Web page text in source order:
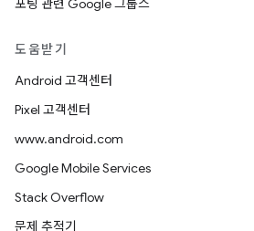
포팅 관련 Google 그룹스
도움받기
Android 고객센터
Pixel 고객센터
www.android.com
Google Mobile Services
Stack Overflow
문제 추적기